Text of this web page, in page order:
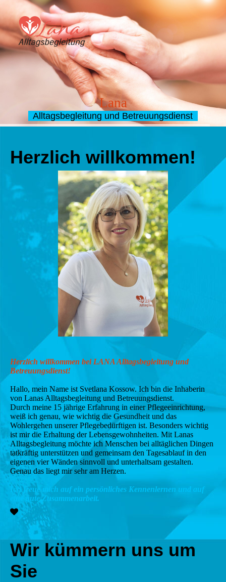
Lana
Alltagsbegleitung und Betreuungsdienst
Herzlich willkommen!
Herzlich willkommen bei LANA Alltagsbegleitung und
Betreuungsdienst!
Hallo, mein Name ist Svetlana Kossow. Ich bin die Inhaberin
von Lanas Alltagsbegleitung und Betreuungsdienst.
Durch meine 15 jährige Erfahrung in einer Pflegeeinrichtung,
weiß ich genau, wie wichtig die Gesundheit und das
Wohlergehen unserer Pflegebedürftigen ist. Besonders wichtig
ist mir die Erhaltung der Lebensgewohnheiten. Mit Lanas
Alltagsbegleitung möchte ich Menschen bei alltäglichen Dingen
tatkräftig unterstützen und gemeinsam den Tagesablauf in den
eigenen vier Wänden sinnvoll und unterhaltsam gestalten.
Genau das liegt mir sehr am Herzen.
Ich freue mich auf ein persönliches Kennenlernen und auf
eine gute Zusammenarbeit.
Wir kümmern uns um
Sie